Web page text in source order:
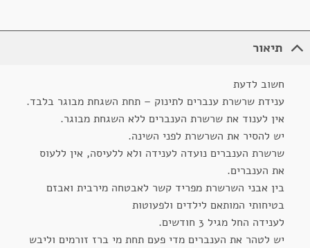
תיאור
חשוב לדעת
ענידת שרשרת ענברים לתינוק – תחת השגחת מבוגר בלבד.
אין לענוד את שרשרת הענברים ללא השגחת מבוגר.
יש להסיר את השרשרת לפני השינה.
שרשרת הענברים נועדה לענידה ולא ללעיסה, אין ללעוס
את הענברים.
בין אבני השרשרת מפריד קשר לאבטחה מירבית ואבזם
בטיחותי המותאם לילדים ולפעוטות
לענידה החל מגיל 3 חודשים.
יש לטהר את הענברים מדי פעם תחת מי ברז זורמים וליבש